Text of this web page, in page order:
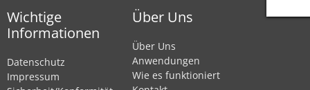
Wichtige
Informationen
Datenschutz
Impressum
Über Uns
Über Uns
Anwendungen
Wie es funktioniert